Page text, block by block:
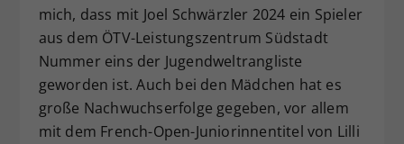
mich, dass mit Joel Schwärzler 2024 ein Spieler
aus dem ÖTV-Leistungszentrum Südstadt
Nummer eins der Jugendweltrangliste
geworden ist. Auch bei den Mädchen hat es
große Nachwuchserfolge gegeben, vor allem
mit dem French-Open-Juniorinnentitel von Lilli